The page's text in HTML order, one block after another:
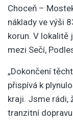
Choceň –
náklady ve výši
korun. V lokalitě
mezi Sečí,
„Dokončení
přispívá k
kraji. Jsme rádi,
tranzitní